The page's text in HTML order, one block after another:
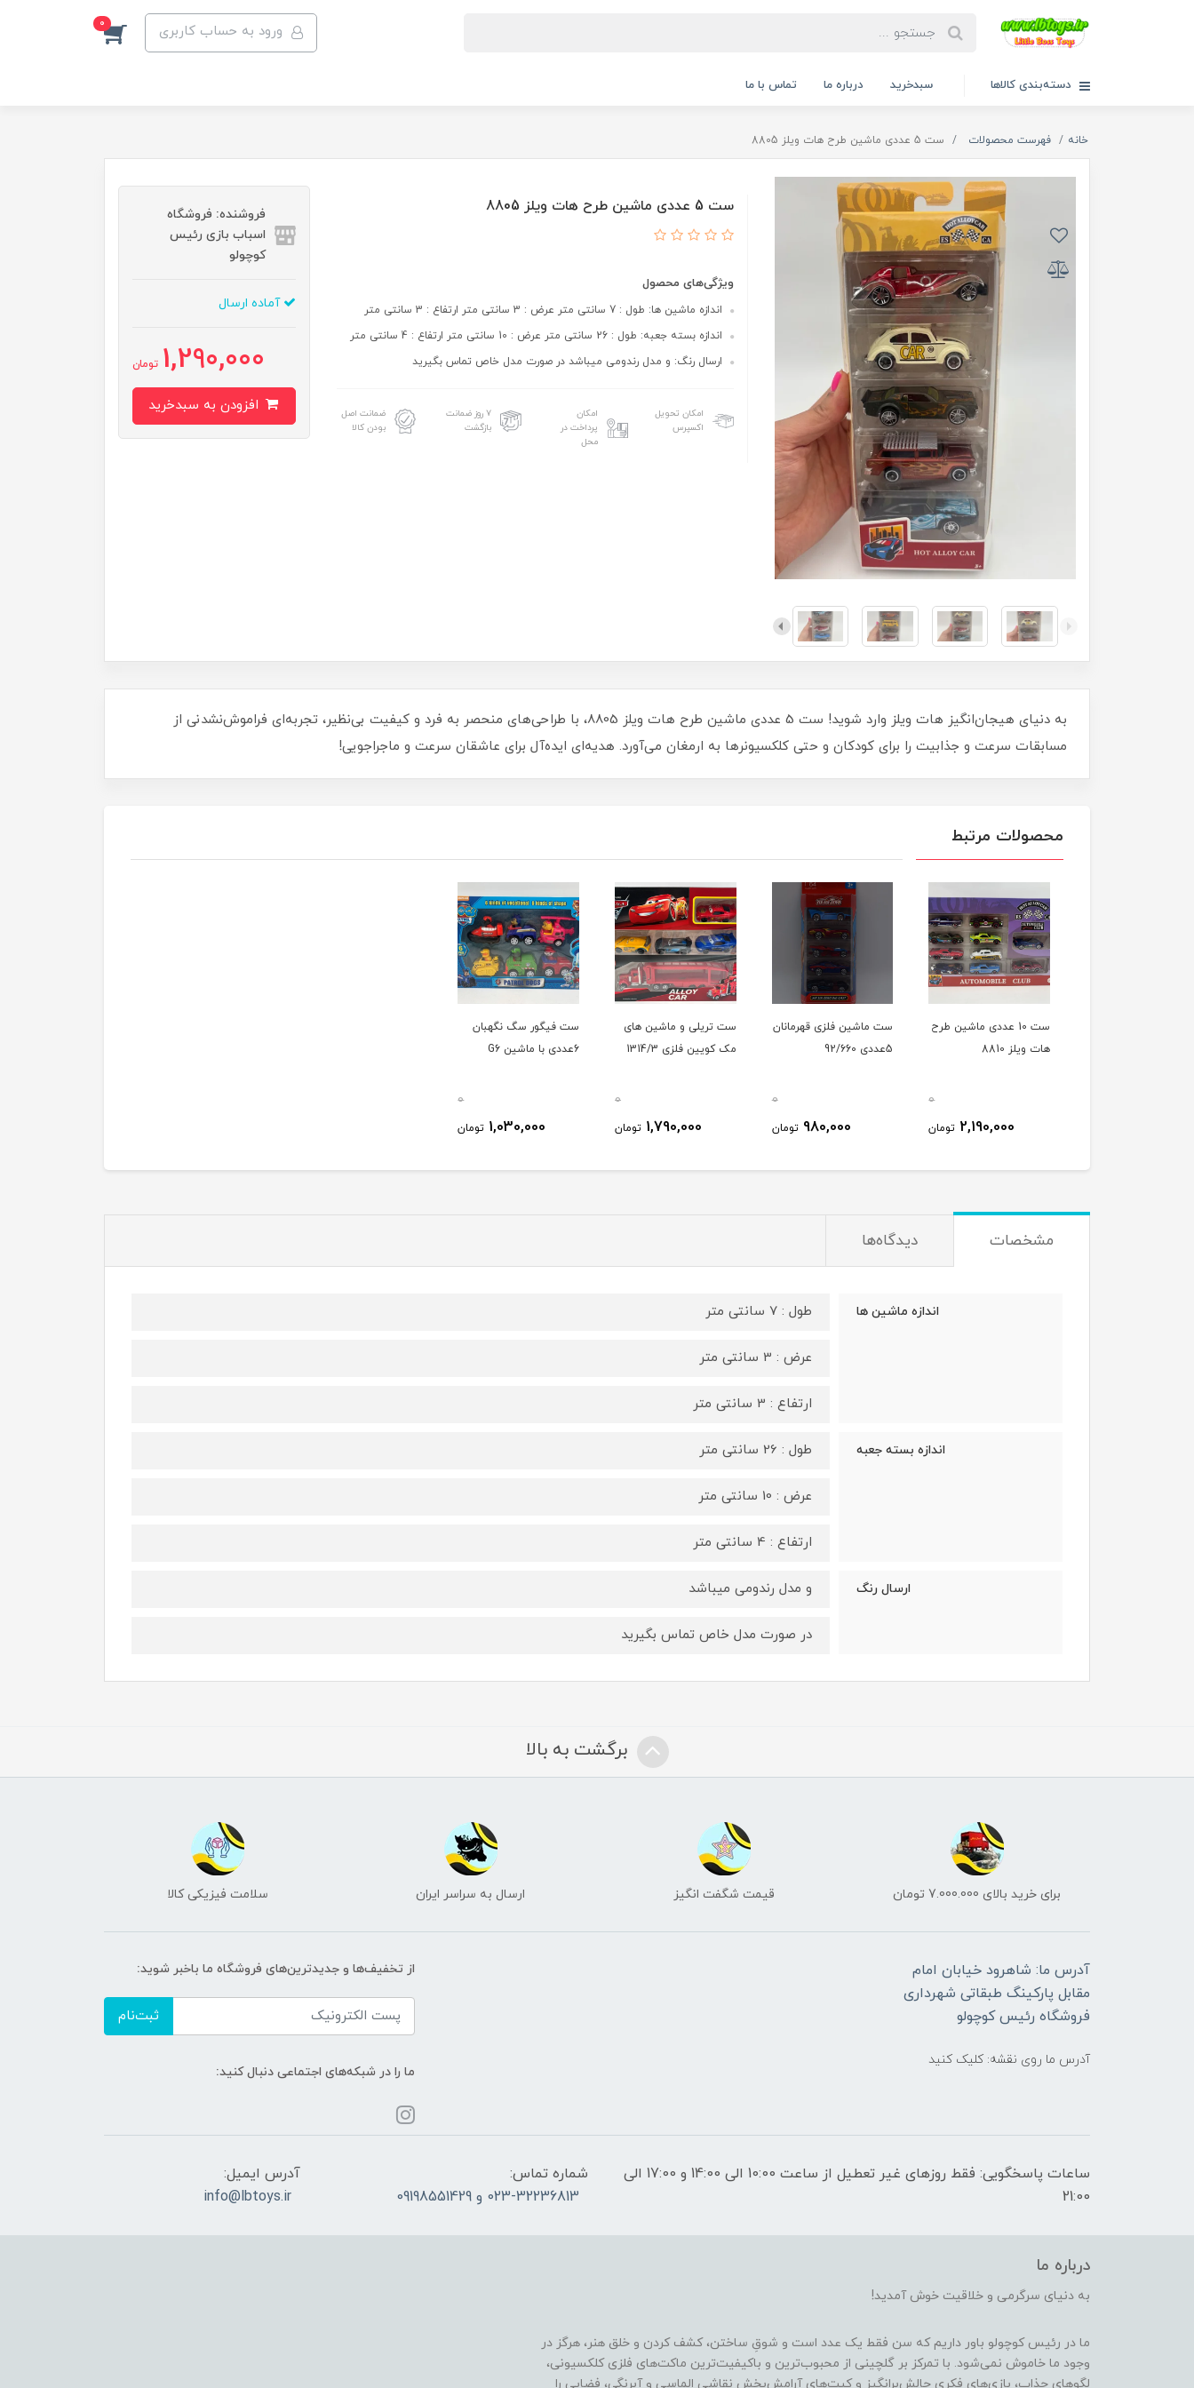
ورود به حساب کاربری 0
دسته‌بندی کالاها سبدخرید درباره ما تماس با ما
خانه فهرست محصولات ست 5 عددی ماشین طرح هات ویلز 8805
ست 5 عددی ماشین طرح هات ویلز 8805
ویژگی‌های محصول
اندازه ماشین ها: طول : 7 سانتی متر عرض : 3 سانتی متر ارتفاع : 3 سانتی متر
اندازه بسته جعبه: طول : 26 سانتی متر عرض : 10 سانتی متر ارتفاع : 4 سانتی متر
ارسال رنگ: و مدل رندومی میباشد در صورت مدل خاص تماس بگیرید
امکان تحویل
اکسپرس
امکان
پرداخت در
محل
۷ روز ضمانت
بازگشت
ضمانت اصل
بودن کالا
فروشنده: فروشگاه
اسباب بازی رئیس
کوچولو
آماده ارسال
1,290,000 تومان
به دنیای هیجان‌انگیز هات ویلز وارد شوید! ست 5 عددی ماشین طرح هات ویلز 8805، با طراحی‌های منحصر به فرد و کیفیت بی‌نظیر، تجربه‌ای فراموش‌نشدنی از
مسابقات سرعت و جذابیت را برای کودکان و حتی کلکسیونرها به ارمغان می‌آورد. هدیه‌ای ایده‌آل برای عاشقان سرعت و ماجراجویی!
محصولات مرتبط
ست 10 عددی ماشین طرح
هات ویلز 8810
0
2,190,000 تومان
ست ماشین فلزی قهرمانان
5عددی 92/660
0
980,000 تومان
ست تریلی و ماشین های
مک کویین فلزی 1314/3
0
1,790,000 تومان
ست فیگور سگ نگهبان
6عددی با ماشین G6
0
1,030,000 تومان
مشخصات دیدگاه‌ها
اندازه ماشین ها طول : 7 سانتی متر
عرض : 3 سانتی متر
ارتفاع : 3 سانتی متر
اندازه بسته جعبه طول : 26 سانتی متر
عرض : 10 سانتی متر
ارتفاع : 4 سانتی متر
ارسال رنگ و مدل رندومی میباشد
در صورت مدل خاص تماس بگیرید
برگشت به بالا
برای خرید بالای 7.000.000 تومان قیمت شگفت انگیز ارسال به سراسر ایران سلامت فیزیکی کالا
آدرس ما: شاهرود خیابان امام
مقابل پارکینگ طبقاتی شهرداری
فروشگاه رئیس کوچولو
آدرس ما روی نقشه: کلیک کنید
از تخفیف‌ها و جدیدترین‌های فروشگاه ما باخبر شوید:
ثبت‌نام
ما را در شبکه‌های اجتماعی دنبال کنید:
ساعات پاسخگویی: فقط روزهای غیر تعطیل از ساعت 10:00 الی 14:00 و 17:00 الی
21:00
شماره تماس:
023-32236813 و 09198551429
آدرس ایمیل:
info@lbtoys.ir
درباره ما
به دنیای سرگرمی و خلاقیت خوش آمدید!
ما در رئیس کوچولو باور داریم که سن فقط یک عدد است و شوقِ ساختن، کشف کردن و خلق هنر، هرگز در
وجود ما خاموش نمی‌شود. با تمرکز بر گلچینی از محبوب‌ترین و باکیفیت‌ترین ماکت‌های فلزی کلکسیونی،
لگوهای جذاب، بازی‌های فکری چالش‌برانگیز و کیت‌های آرامش‌بخش نقاشی الماسی و آبرنگی، فضایی را